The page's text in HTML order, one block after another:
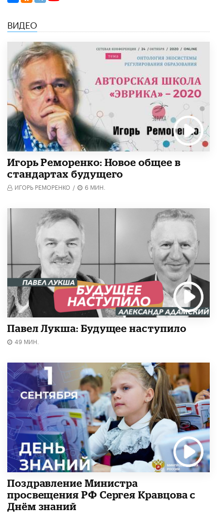
ВИДЕО
Игорь Реморенко: Новое общее в
стандартах будущего
ИГОРЬ РЕМОРЕНКО / 6 МИН.
Павел Лукша: Будущее наступило
49 МИН.
Поздравление Министра
просвещения РФ Сергея Кравцова с
Днём знаний